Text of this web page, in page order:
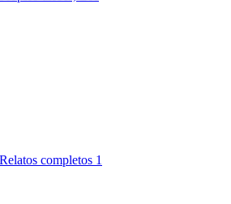
Relatos completos 1